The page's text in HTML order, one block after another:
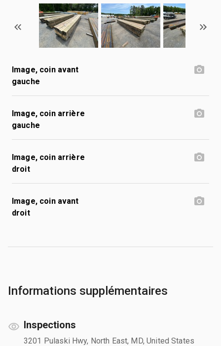
Image, coin avant
gauche
Image, coin arrière
gauche
Image, coin arrière
droit
Image, coin avant
droit
Informations supplémentaires
Inspections
3201 Pulaski Hwy, North East, MD, United States